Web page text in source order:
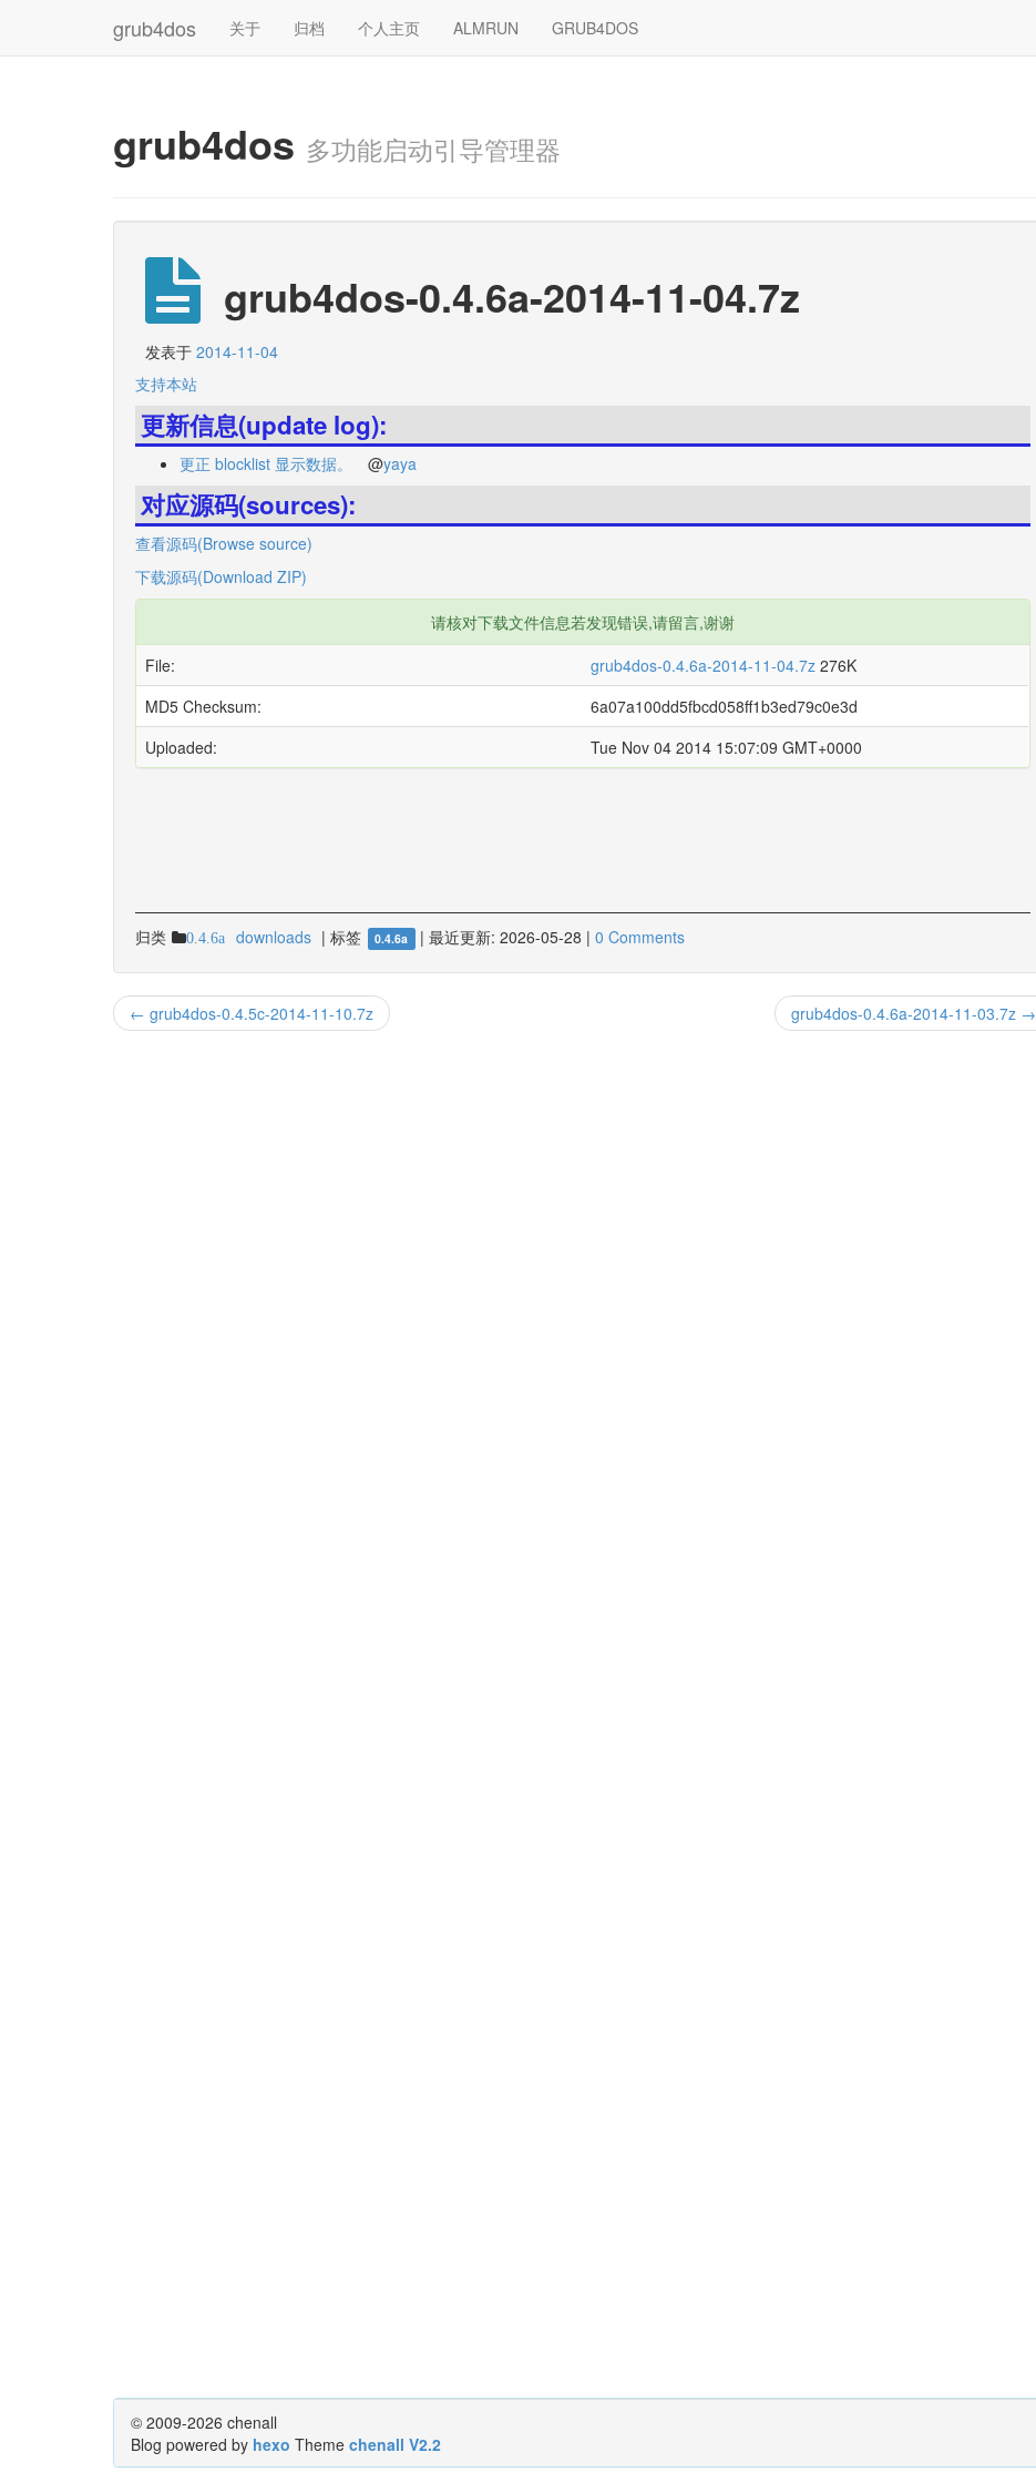
grub4dos 关于 归档 个人主页 ALMRUN GRUB4DOS
grub4dos 多功能启动引导管理器
grub4dos-0.4.6a-2014-11-04.7z
发表于 2014-11-04
支持本站
更新信息(update log):
更正 blocklist 显示数据。 @yaya
对应源码(sources):
查看源码(Browse source)
下载源码(Download ZIP)
请核对下载文件信息若发现错误,请留言,谢谢
File:
grub4dos-0.4.6a-2014-11-04.7z 276K
MD5 Checksum:
6a07a100dd5fbcd058ff1b3ed79c0e3d
Uploaded:
Tue Nov 04 2014 15:07:09 GMT+0000
归类 0.4.6a downloads | 标签 0.4.6a | 最近更新: 2026-05-28 | 0 Comments
← grub4dos-0.4.5c-2014-11-10.7z grub4dos-0.4.6a-2014-11-03.7z →
© 2009-2026 chenall
Blog powered by hexo Theme chenall V2.2